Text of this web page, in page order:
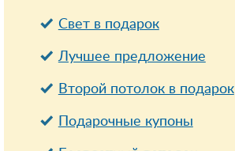
Свет в подарок
Лучшее предложение
Второй потолок в подарок
Подарочные купоны